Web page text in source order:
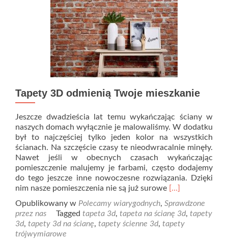
Tapety 3D odmienią Twoje mieszkanie
Jeszcze dwadzieścia lat temu wykańczając ściany w
naszych domach wyłącznie je malowaliśmy. W dodatku
był to najczęściej tylko jeden kolor na wszystkich
ścianach. Na szczęście czasy te nieodwracalnie minęły.
Nawet jeśli w obecnych czasach wykańczając
pomieszczenie malujemy je farbami, często dodajemy
do tego jeszcze inne nowoczesne rozwiązania. Dzięki
nim nasze pomieszczenia nie są już surowe Read
about
Tapety
3D
[…]
Opublikowany w Polecamy wiarygodnych, Sprawdzone
przez nas
Tagged tapeta 3d, tapeta na ścianę 3d, tapety
3d, tapety 3d na ścianę, tapety ścienne 3d, tapety
trójwymiarowe